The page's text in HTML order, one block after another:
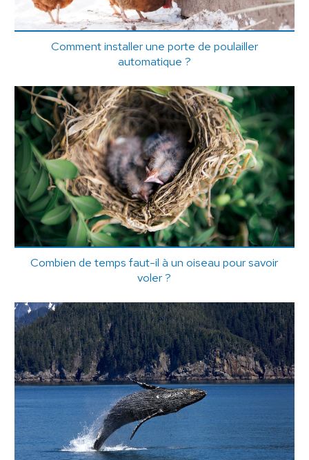
Comment installer une porte de poulailler
automatique ?
Combien de temps faut-il à un oiseau pour savoir
voler ?